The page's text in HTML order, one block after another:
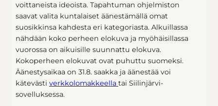
voittaneista ideoista. Tapahtuman ohjelmiston
saavat valita kuntalaiset äänestämällä omat
suosikkinsa kahdesta eri kategoriasta. Alkuillassa
nähdään koko perheen elokuva ja myöhäisillassa
vuorossa on aikuisille suunnattu elokuva.
Kokoperheen elokuvat ovat puhuttu suomeksi.
Äänestysaikaa on 31.8. saakka ja äänestää voi
kätevästi verkkolomakkeella tai Siilinjärvi-
sovelluksessa.